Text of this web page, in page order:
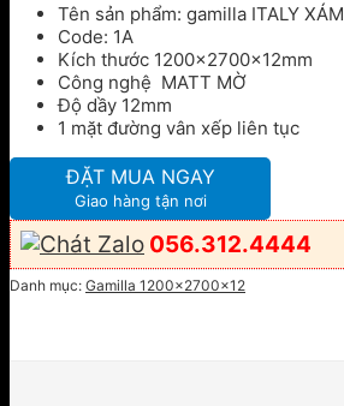
Tên sản phẩm: gamilla ITALY XÁM
Code: 1A
Kích thước 1200x2700x12mm
Công nghệ MATT MỜ
Độ dầy 12mm
1 mặt đường vân xếp liên tục
ĐẶT MUA NGAY
Giao hàng tận nơi
056.312.4444
Danh mục: Gamilla 1200x2700x12